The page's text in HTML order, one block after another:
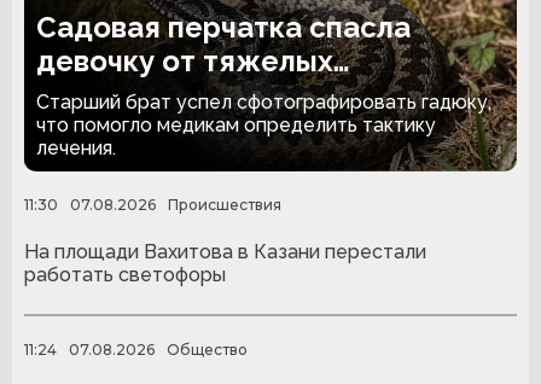
Садовая перчатка спасла
девочку от тяжелых
последствий укуса гадюки
Старший брат успел сфотографировать гадюку,
что помогло медикам определить тактику
лечения.
11:30 07.08.2026 Происшествия
На площади Вахитова в Казани перестали
работать светофоры
11:24 07.08.2026 Общество